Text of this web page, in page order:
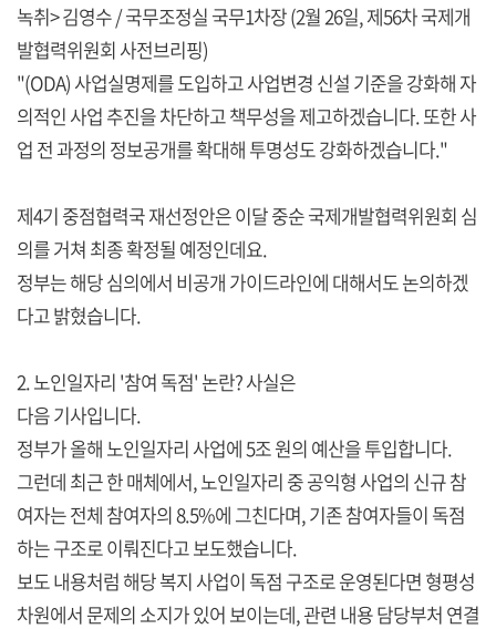
녹취> 김영수 / 국무조정실 국무1차장 (2월 26일, 제56차 국제개
발협력위원회 사전브리핑)
"(ODA) 사업실명제를 도입하고 사업변경 신설 기준을 강화해 자
의적인 사업 추진을 차단하고 책무성을 제고하겠습니다. 또한 사
업 전 과정의 정보공개를 확대해 투명성도 강화하겠습니다."
제4기 중점협력국 재선정안은 이달 중순 국제개발협력위원회 심
의를 거쳐 최종 확정될 예정인데요.
정부는 해당 심의에서 비공개 가이드라인에 대해서도 논의하겠
다고 밝혔습니다.
2. 노인일자리 '참여 독점' 논란? 사실은
다음 기사입니다.
정부가 올해 노인일자리 사업에 5조 원의 예산을 투입합니다.
그런데 최근 한 매체에서, 노인일자리 중 공익형 사업의 신규 참
여자는 전체 참여자의 8.5%에 그친다며, 기존 참여자들이 독점
하는 구조로 이뤄진다고 보도했습니다.
보도 내용처럼 해당 복지 사업이 독점 구조로 운영된다면 형평성
차원에서 문제의 소지가 있어 보이는데, 관련 내용 담당부처 연결